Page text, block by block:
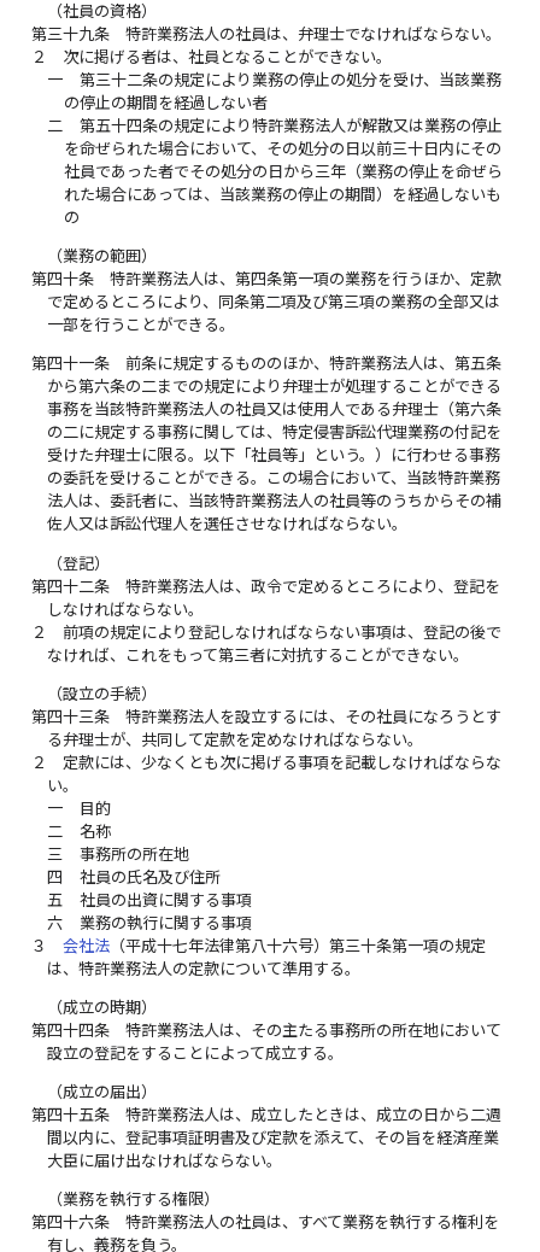
（社員の資格）
第三十九条
特許業務法人の社員は、弁理士でなければならない。
２
次に掲げる者は、社員となることができない。
一
第三十二条の規定により業務の停止の処分を受け、当該業務
の停止の期間を経過しない者
二
第五十四条の規定により特許業務法人が解散又は業務の停止
を命ぜられた場合において、その処分の日以前三十日内にその
社員であった者でその処分の日から三年（業務の停止を命ぜら
れた場合にあっては、当該業務の停止の期間）を経過しないも
の
（業務の範囲）
第四十条
特許業務法人は、第四条第一項の業務を行うほか、定款
で定めるところにより、同条第二項及び第三項の業務の全部又は
一部を行うことができる。
第四十一条
前条に規定するもののほか、特許業務法人は、第五条
から第六条の二までの規定により弁理士が処理することができる
事務を当該特許業務法人の社員又は使用人である弁理士（第六条
の二に規定する事務に関しては、特定侵害訴訟代理業務の付記を
受けた弁理士に限る。以下「社員等」という。）に行わせる事務
の委託を受けることができる。この場合において、当該特許業務
法人は、委託者に、当該特許業務法人の社員等のうちからその補
佐人又は訴訟代理人を選任させなければならない。
（登記）
第四十二条
特許業務法人は、政令で定めるところにより、登記を
しなければならない。
２
前項の規定により登記しなければならない事項は、登記の後で
なければ、これをもって第三者に対抗することができない。
（設立の手続）
第四十三条
特許業務法人を設立するには、その社員になろうとす
る弁理士が、共同して定款を定めなければならない。
２
定款には、少なくとも次に掲げる事項を記載しなければならな
い。
一
目的
二
名称
三
事務所の所在地
四
社員の氏名及び住所
五
社員の出資に関する事項
六
業務の執行に関する事項
３
会社法 （平成十七年法律第八十六号）第三十条第一項の規定
は、特許業務法人の定款について準用する。
（成立の時期）
第四十四条
特許業務法人は、その主たる事務所の所在地において
設立の登記をすることによって成立する。
（成立の届出）
第四十五条
特許業務法人は、成立したときは、成立の日から二週
間以内に、登記事項証明書及び定款を添えて、その旨を経済産業
大臣に届け出なければならない。
（業務を執行する権限）
第四十六条
特許業務法人の社員は、すべて業務を執行する権利を
有し、義務を負う。